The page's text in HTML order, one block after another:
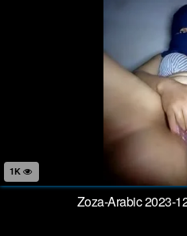
Zoza-Arabic 2023-